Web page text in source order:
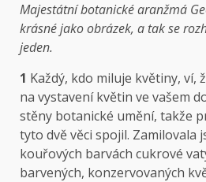
Majestátní botanické aranžmá
krásné jako obrázek, a tak se
jeden.
1 Každý, kdo miluje květiny, ví,
na vystavení květin ve vašem
stěny botanické umění, takže
tyto dvě věci spojil. Zamilovala
kouřových barvách cukrové
barvených, konzervovaných